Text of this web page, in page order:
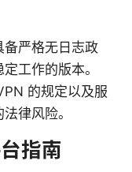
备严格无日志政
工作的版本。
的规定以及服
律风险。
指南